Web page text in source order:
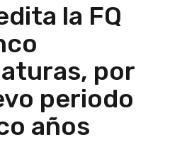
la FQ
por
periodo
años